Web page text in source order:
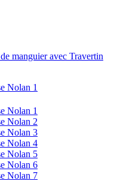
manguier avec Travertin